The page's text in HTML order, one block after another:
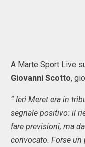
A Marte Sport Live
Giovanni Scotto,
“ Ieri Meret era in
segnale positivo: il
fare previsioni, ma
convocato. Forse